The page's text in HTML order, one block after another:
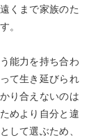
くまで家族のた
。
能力を持ち合わ
て生き延びられ
り合えないのは
めより自分と違
して選ぶため、